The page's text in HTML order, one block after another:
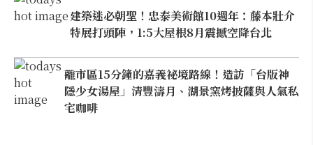
建築迷必朝聖！忠泰美術館10週年：藤本壯介
特展打頭陣，1:5大屋根8月震撼空降台北
離市區15分鐘的嘉義祕境路線！造訪「台版神
隱少女湯屋」清豐濤月、湖景窯烤披薩與人氣私
宅咖啡